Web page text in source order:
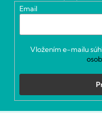
Email
Vložením e-mailu